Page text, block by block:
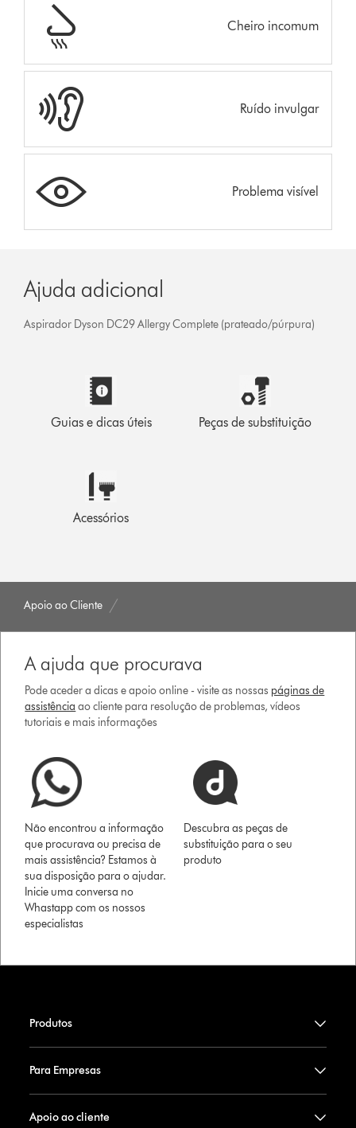
Cheiro incomum
Ruído invulgar
Problema visível
Ajuda adicional
Aspirador Dyson DC29 Allergy Complete (prateado/púrpura)
Guias e dicas úteis Peças de substituição
Acessórios
Apoio ao Cliente
A ajuda que procurava
Pode aceder a dicas e apoio online - visite as nossas páginas de
assistência ao cliente para resolução de problemas, vídeos
tutoriais e mais informações
Não encontrou a informação
que procurava ou precisa de
mais assistência? Estamos à
sua disposição para o ajudar.
Inicie uma conversa no
Whastapp com os nossos
especialistas
Descubra as peças de
substituição para o seu
produto
Produtos
Para Empresas
Apoio ao cliente